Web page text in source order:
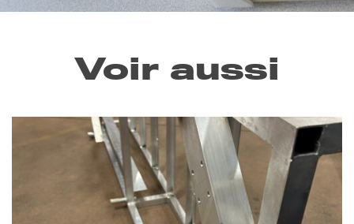
Voir aussi